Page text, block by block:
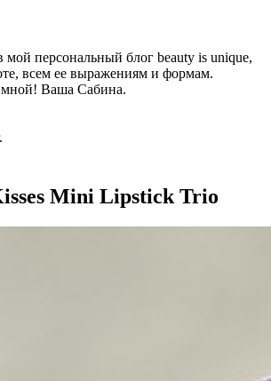
мой персональный блог beauty is unique,
всем ее выражениям и формам.
Ваша Сабина.
Mini Lipstick Trio